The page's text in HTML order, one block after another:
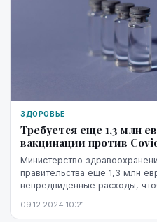
ЗДОРОВЬЕ
Требуется еще 1,3 млн
вакцинации против
Министерство
правительства еще 1,3 млн
непредвиденные расходы,
09.12.2024 10:21